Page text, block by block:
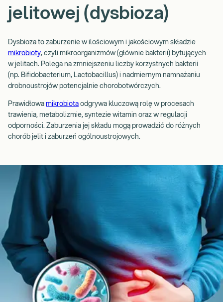
wiąże się z wypróżnieniem,
wiąże się ze zmianą częstości wypróżnień,
W IBS wyniki badań laboratoryjnych są prawidłowe (morfologia,
CRP, OB,TSH,badania kału na krew utajoną, pasożyty,
kalprotektyna), endoskopowych również.
jelitowej (dysbioza)
Dysbioza to zaburzenie w ilościowym i jakościowym składzie
mikrobioty, czyli mikroorganizmów (głównie bakterii) bytujących
w jelitach. Polega na zmniejszeniu liczby korzystnych bakterii
(np. Bifidobacterium, Lactobacillus) i nadmiernym namnażaniu
drobnoustrojów potencjalnie chorobotwórczych.
Prawidłowa mikrobiota odgrywa kluczową rolę w procesach
trawienia, metabolizmie, syntezie witamin oraz w regulacji
odporności. Zaburzenia jej składu mogą prowadzić do różnych
chorób jelit i zaburzeń ogólnoustrojowych.